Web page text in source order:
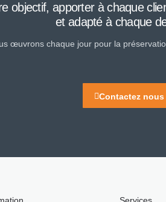
objectif, apporter à chaque
et adapté à chaque
œuvrons chaque jour pour la
Contactez nous